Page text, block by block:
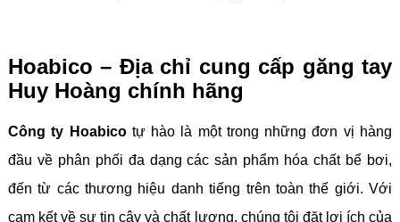
Hoabico – Địa chỉ cung cấp găng tay
Huy Hoàng chính hãng
Công ty Hoabicotự hào là một trong những đơn vị hàng
đầu về phân phối đa dạng các sản phẩm hóa chất bể bơi,
đến từ các thương hiệu danh tiếng trên toàn thế giới. Với
cam kết về sự tin cậy và chất lượng, chúng tôi đặt lợi ích của